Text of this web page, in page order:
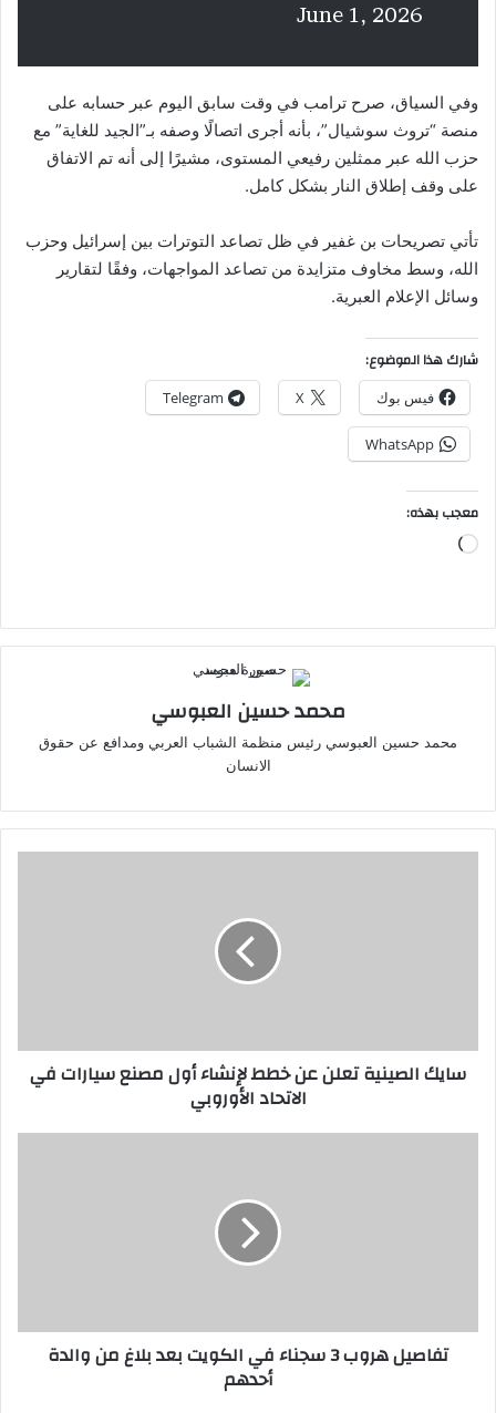
June 1, 2026
وفي السياق، صرح ترامب في وقت سابق اليوم عبر حسابه على
منصة “تروث سوشيال”، بأنه أجرى اتصالًا وصفه بـ”الجيد للغاية” مع
حزب الله عبر ممثلين رفيعي المستوى، مشيرًا إلى أنه تم الاتفاق
على وقف إطلاق النار بشكل كامل.
تأتي تصريحات بن غفير في ظل تصاعد التوترات بين إسرائيل وحزب
الله، وسط مخاوف متزايدة من تصاعد المواجهات، وفقًا لتقارير
وسائل الإعلام العبرية.
شارك هذا الموضوع:
فيس بوك X
Telegram
WhatsApp
معجب بهذه:
جاري
محمد حسين العبوسي
محمد حسين العبوسي رئيس منظمة الشباب العربي ومدافع عن حقوق
الانسان
سيارات
فيسايك الصينية تعلن عن خطط لإنشاء أول مصنع سيارات في
الاتحاد الأوروبي
من
والدة
تفاصيل هروب 3 سجناء في الكويت بعد بلاغ من والدة
أحدهم